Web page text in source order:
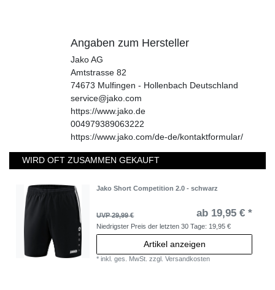
Angaben zum Hersteller
Jako AG
Amtstrasse 82
74673 Mulfingen - Hollenbach Deutschland
service@jako.com
https://www.jako.de
004979389063222
https://www.jako.com/de-de/kontaktformular/
WIRD OFT ZUSAMMEN GEKAUFT
Jako Short Competition 2.0 - schwarz
UVP 29,99 € ab 19,95 € *
Niedrigster Preis der letzten 30 Tage: 19,95 €
Artikel anzeigen
*inkl. ges. MwSt. zzgl.Versandkosten